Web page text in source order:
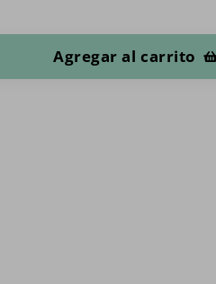
Agregar al carrito